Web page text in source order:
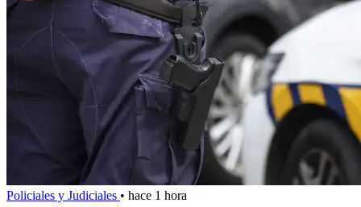
Policiales y Judiciales • hace 1 hora